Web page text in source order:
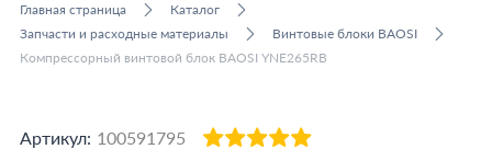
Главная страница
Каталог
Запчасти и расходные материалы
Винтовые блоки BAOSI
Компрессорный винтовой блок BAOSI YNE265RB
Артикул: 100591795